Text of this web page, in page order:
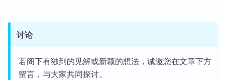
讨论
若阁下有独到的见解或新颖的想法，诚邀您在文章下方
留言，与大家共同探讨。